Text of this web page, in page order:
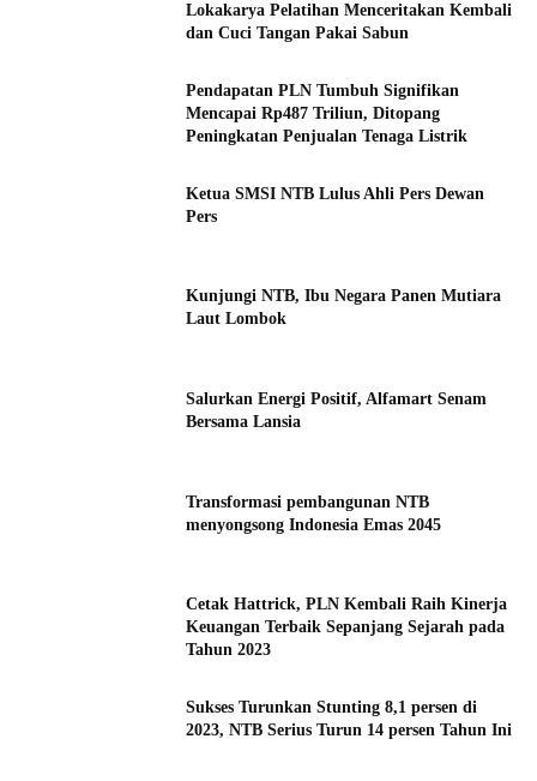
Lokakarya Pelatihan Menceritakan Kembali
dan Cuci Tangan Pakai Sabun
Pendapatan PLN Tumbuh Signifikan
Mencapai Rp487 Triliun, Ditopang
Peningkatan Penjualan Tenaga Listrik
Ketua SMSI NTB Lulus Ahli Pers Dewan
Pers
Kunjungi NTB, Ibu Negara Panen Mutiara
Laut Lombok
Salurkan Energi Positif, Alfamart Senam
Bersama Lansia
Transformasi pembangunan NTB
menyongsong Indonesia Emas 2045
Cetak Hattrick, PLN Kembali Raih Kinerja
Keuangan Terbaik Sepanjang Sejarah pada
Tahun 2023
Sukses Turunkan Stunting 8,1 persen di
2023, NTB Serius Turun 14 persen Tahun Ini